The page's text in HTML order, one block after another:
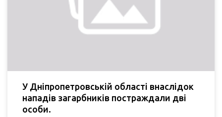
У Дніпропетровській області внаслідок
нападів загарбників постраждали дві
особи.